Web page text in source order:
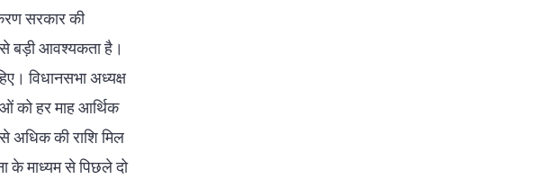
सरकार की
बड़ी आवश्यकता है।
विधानसभा अध्यक्ष
को हर माह आर्थिक
अधिक की राशि मिल
के माध्यम से पिछले दो